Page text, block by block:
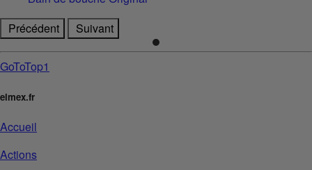
Précédent
Suivant
GoToTop1
elmex.fr
Accueil
Actions